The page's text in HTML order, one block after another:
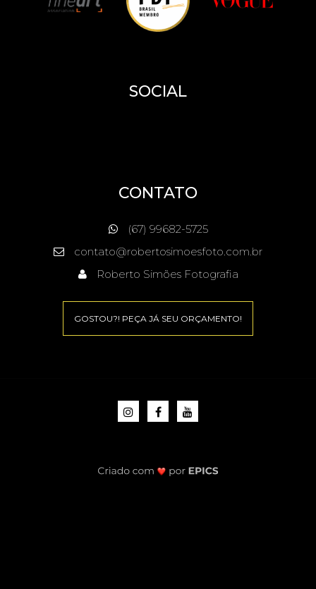
SOCIAL
CONTATO
(67) 99682-5725
contato@robertosimoesfoto.com.br
Roberto Simões Fotografia
GOSTOU?! PEÇA JÁ SEU ORÇAMENTO!